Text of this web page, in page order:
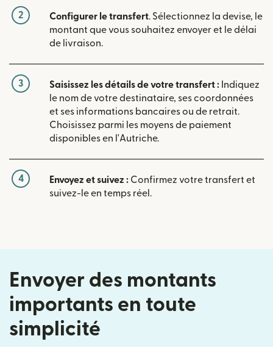
2 Configurer le transfert. Sélectionnez la devise, le
montant que vous souhaitez envoyer et le délai
de livraison.
3 Saisissez les détails de votre transfert : Indiquez
le nom de votre destinataire, ses coordonnées
et ses informations bancaires ou de retrait.
Choisissez parmi les moyens de paiement
disponibles en l'Autriche.
4 Envoyez et suivez : Confirmez votre transfert et
suivez-le en temps réel.
Envoyer des montants
importants en toute
simplicité